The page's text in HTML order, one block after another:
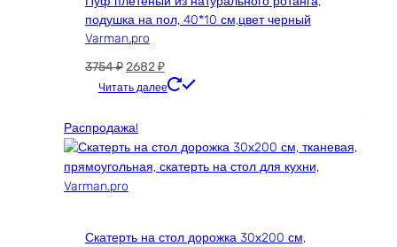
подушка на пол, 40*10 см,цвет черный
Varman.pro
3754₽Первоначальная
цена
3754 ₽.
2682₽Текущая
цена:
Читать далее
Распродажа!
Скатерть на стол дорожка 30х200 см,